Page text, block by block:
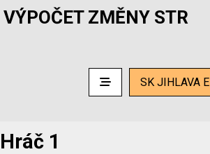
VÝPOČET ZMĚNY STR
SK JIHLAVA E
Hráč 1